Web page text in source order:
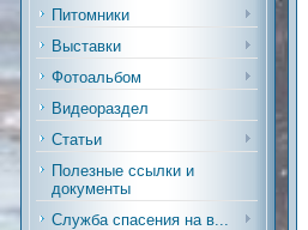
Питомники
Выставки
Фотоальбом
Видеораздел
Статьи
Полезные ссылки и
документы
Служба спасения на в...